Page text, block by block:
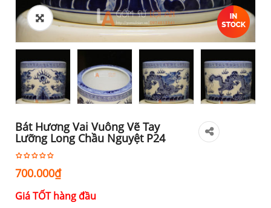
Bát Hương Vai Vuông Vẽ Tay
Lưỡng Long Chầu Nguyệt P24
700.000₫
Giá TỐT hàng đầu